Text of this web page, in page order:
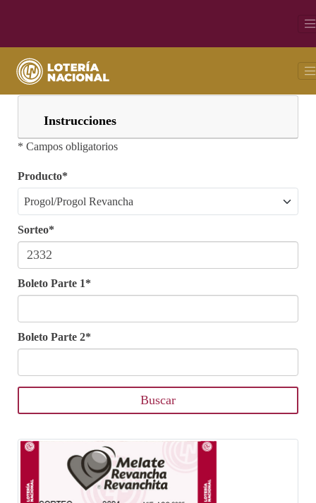
Busca tu boleto
Instrucciones
* Campos obligatorios
Producto*
Sorteo*
Boleto Parte 1*
Boleto Parte 2*
Buscar